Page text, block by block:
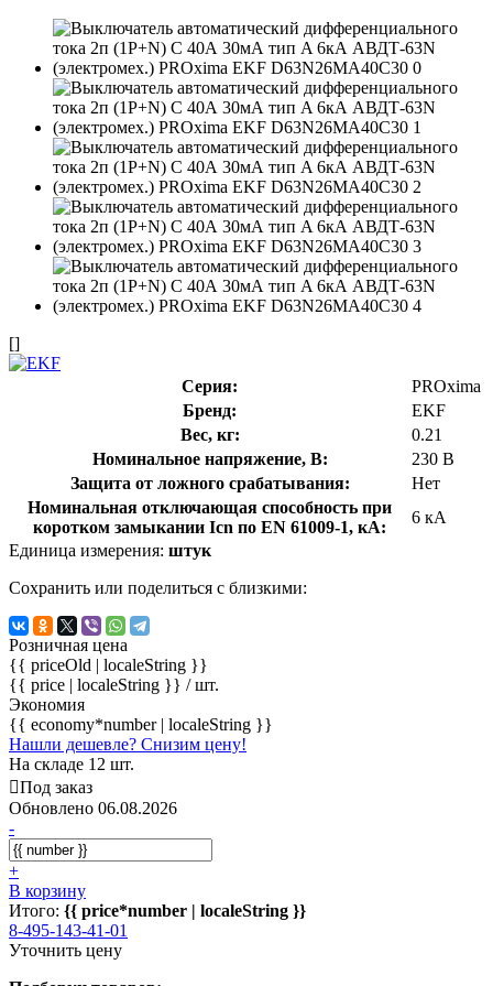
[]
Серия:
PROxima
Бренд:
EKF
Вес, кг:
0.21
Номинальное напряжение, В:
230 В
Защита от ложного срабатывания:
Нет
Номинальная отключающая способность при
коротком замыкании Icn по EN 61009-1, кА:
6 кА
Единица измерения: штук
Сохранить или поделиться с близкими:
Розничная цена
{{ priceOld | localeString }}
{{ price | localeString }} / шт.
Экономия
{{ economy*number | localeString }}
Нашли дешевле? Снизим цену!
На складе 12 шт.
Под заказ
Обновлено 06.08.2026
-
+
В корзину
Итого: {{ price*number | localeString }}
8-495-143-41-01
Уточнить цену